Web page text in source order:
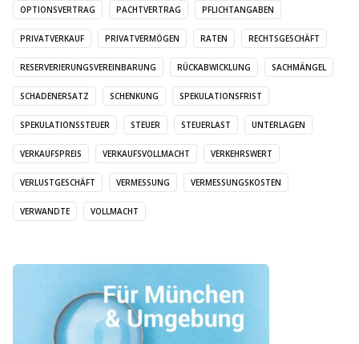
OPTIONSVERTRAG PACHTVERTRAG PFLICHTANGABEN
PRIVATVERKAUF PRIVATVERMÖGEN RATEN RECHTSGESCHÄFT
RESERVERIERUNGSVEREINBARUNG RÜCKABWICKLUNG SACHMÄNGEL
SCHADENERSATZ SCHENKUNG SPEKULATIONSFRIST
SPEKULATIONSSTEUER STEUER STEUERLAST UNTERLAGEN
VERKAUFSPREIS VERKAUFSVOLLMACHT VERKEHRSWERT
VERLUSTGESCHÄFT VERMESSUNG VERMESSUNGSKOSTEN
VERWANDTE VOLLMACHT